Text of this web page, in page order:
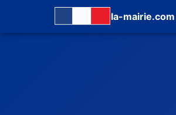
la-mairie.com